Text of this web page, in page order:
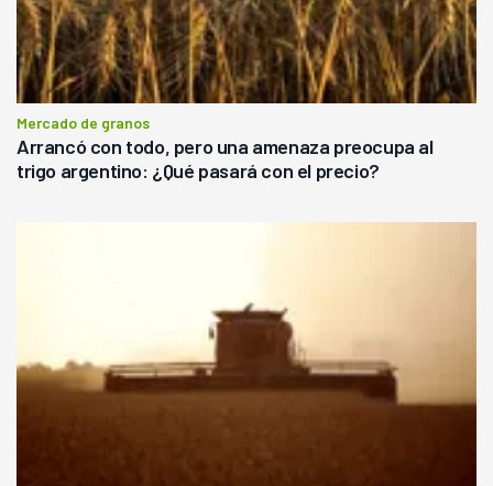
Mercado de granos
Arrancó con todo, pero una amenaza preocupa al
trigo argentino: ¿Qué pasará con el precio?